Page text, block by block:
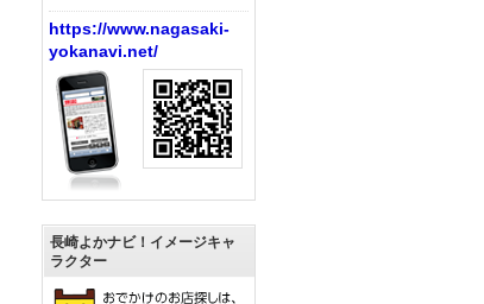
https://www.nagasaki-
yokanavi.net/
長崎よかナビ！イメージキャ
ラクター